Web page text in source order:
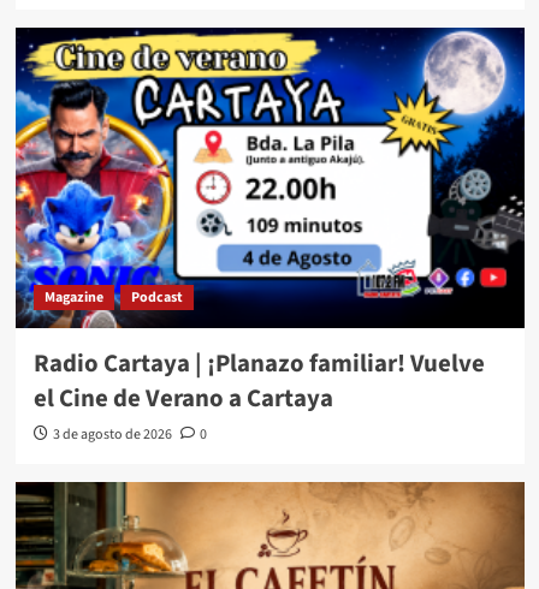
Magazine Podcast
Radio Cartaya | ¡Planazo familiar! Vuelve
el Cine de Verano a Cartaya
3 de agosto de 2026 0